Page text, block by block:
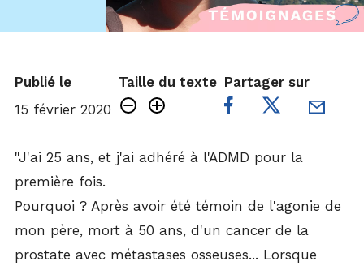
Publié le
15 février 2020
Taille du texte Partager sur
"J'ai 25 ans, et j'ai adhéré à l'ADMD pour la
première fois.
Pourquoi ? Après avoir été témoin de l'agonie de
mon père, mort à 50 ans, d'un cancer de la
prostate avec métastases osseuses... Lorsque